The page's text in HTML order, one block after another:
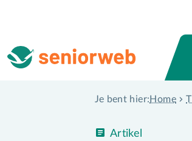
Je bent hier: Home
Artikel